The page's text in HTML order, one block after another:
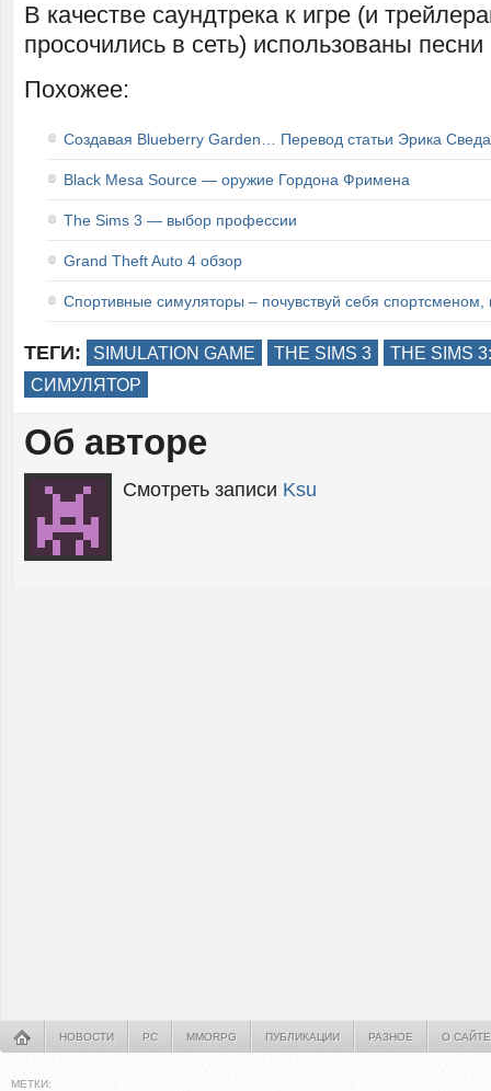
В качестве саундтрека к игре (и
просочились в сеть) использованы
Похожее:
Создавая Blueberry Garden… Перевод статьи Эрика
Black Mesa Source — оружие Гордона Фримена
The Sims 3 — выбор профессии
Grand Theft Auto 4 обзор
Спортивные симуляторы – почувствуй себя
ТЕГИ: SIMULATION GAME THE SIMS 3
THE SIMS
СИМУЛЯТОР
Об авторе
Смотреть записи Ksu
НОВОСТИ PC MMORPG ПУБЛИКАЦИИ РАЗНОЕ О САЙТЕ
МЕТКИ: